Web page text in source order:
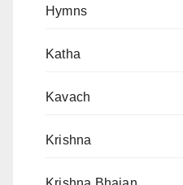
Hymns
Katha
Kavach
Krishna